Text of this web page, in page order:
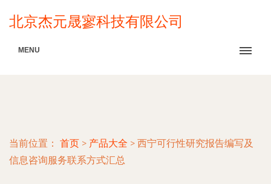
北京杰元晟寥科技有限公司
MENU
当前位置： 首页 > 产品大全 > 西宁可行性研究报告编写及
信息咨询服务联系方式汇总